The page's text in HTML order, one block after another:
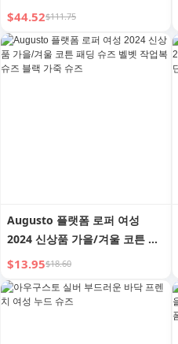
Bottom Business Formal
Wear
$44.52$111.75
Augusto 플랫폼 로퍼 여성
2024 신상품 가을/겨울 코튼 패
딩 슈즈 벨벳 작업복 슈즈 블랙
가죽 슈즈
$13.95$18.60